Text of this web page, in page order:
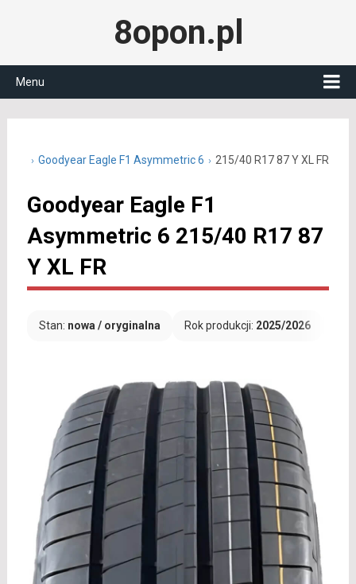
8opon.pl
Menu
Goodyear Eagle F1 Asymmetric 6 215/40 R17 87 Y XL FR
Goodyear Eagle F1
Asymmetric 6 215/40 R17 87
Y XL FR
Stan: nowa / oryginalna Rok produkcji: 2025/2026